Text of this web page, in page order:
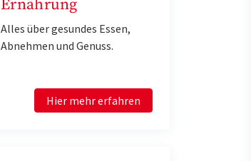
Ernährung
Alles über gesundes Essen,
Abnehmen und Genuss.
Hier mehr erfahren